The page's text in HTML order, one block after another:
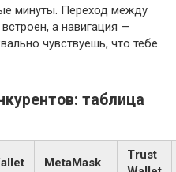
минуты. Переход между
а навигация —
чувствуешь, что тебе
таблица
MetaMask
Trust